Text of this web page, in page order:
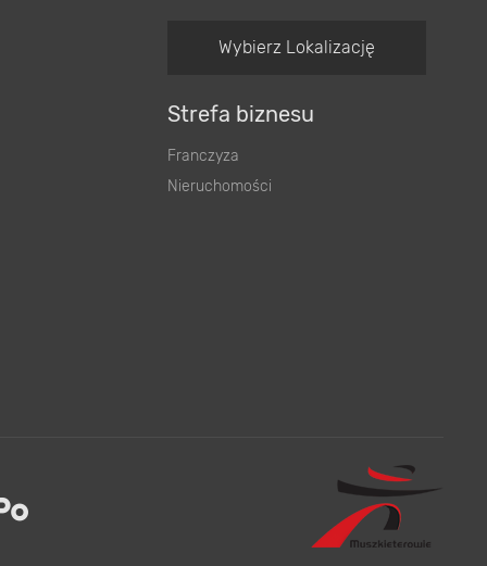
Wybierz Lokalizację
Strefa biznesu
Franczyza
Nieruchomości